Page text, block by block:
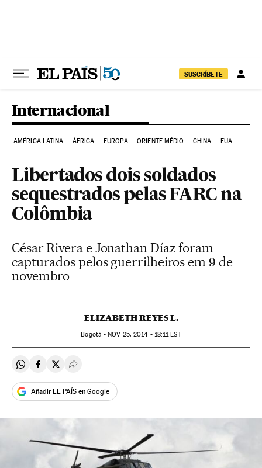
SUSCRÍBETE
Internacional
AMÉRICA LATINA ÁFRICA EUROPA ORIENTE MÉDIO CHINA EUA
Libertados dois soldados
sequestrados pelas FARC na
Colômbia
César Rivera e Jonathan Díaz foram
capturados pelos guerrilheiros em 9 de
novembro
ELIZABETH REYES L.
Bogotá -NOV 25, 2014 - 18:11EST
Compartir en Whatsapp
Compartir en Facebook
Compartir en Twitter
Desplegar Redes Sociales
Añadir EL PAÍS en Google